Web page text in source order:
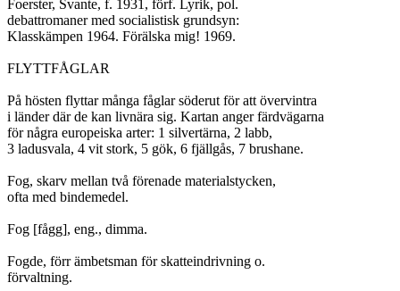
Foerster, Svante, f. 1931, förf. Lyrik, pol.
debattromaner med socialistisk grundsyn:
Klasskämpen 1964. Förälska mig! 1969.
FLYTTFÅGLAR
På hösten flyttar många fåglar söderut för att övervintra
i länder där de kan livnära sig. Kartan anger färdvägarna
för några europeiska arter: 1 silvertärna, 2 labb,
3 ladusvala, 4 vit stork, 5 gök, 6 fjällgås, 7 brushane.
Fog, skarv mellan två förenade materialstycken,
ofta med bindemedel.
Fog [fågg], eng., dimma.
Fogde, förr ämbetsman för skatteindrivning o.
förvaltning.